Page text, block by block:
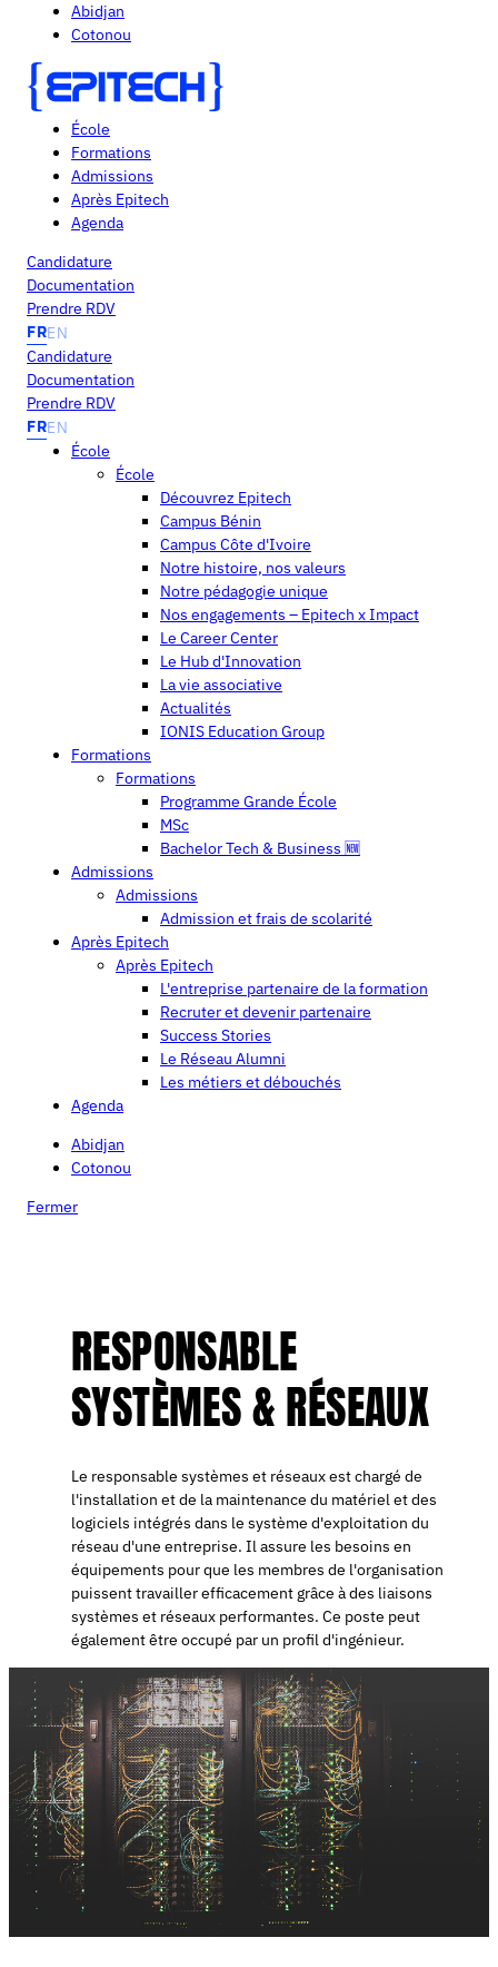
Abidjan
Cotonou
École
Formations
Admissions
Après Epitech
Agenda
Candidature
Documentation
Prendre RDV
FREN
Candidature
Documentation
Prendre RDV
FREN
École
École
Découvrez Epitech
Campus Bénin
Campus Côte d'Ivoire
Notre histoire, nos valeurs
Notre pédagogie unique
Nos engagements – Epitech x Impact
Le Career Center
Le Hub d'Innovation
La vie associative
Actualités
IONIS Education Group
Formations
Formations
Programme Grande École
MSc
Bachelor Tech & Business 🆕
Admissions
Admissions
Admission et frais de scolarité
Après Epitech
Après Epitech
L'entreprise partenaire de la formation
Recruter et devenir partenaire
Success Stories
Le Réseau Alumni
Les métiers et débouchés
Agenda
Abidjan
Cotonou
Fermer
RESPONSABLE
SYSTÈMES & RÉSEAUX
Le responsable systèmes et réseaux est chargé de
l'installation et de la maintenance du matériel et des
logiciels intégrés dans le système d'exploitation du
réseau d'une entreprise. Il assure les besoins en
équipements pour que les membres de l'organisation
puissent travailler efficacement grâce à des liaisons
systèmes et réseaux performantes. Ce poste peut
également être occupé par un profil d'ingénieur.